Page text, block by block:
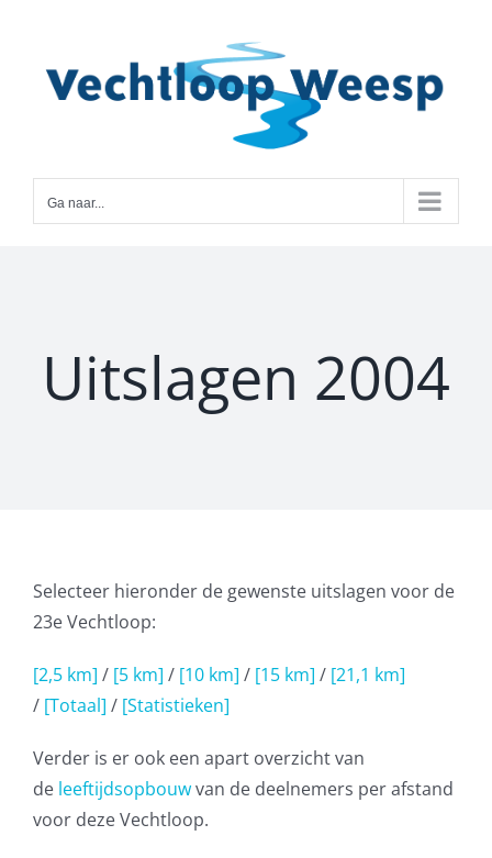
inhoud
Ga naar...
Uitslagen 2004
Selecteer hieronder de gewenste uitslagen voor de
23e Vechtloop:
[2,5 km] / [5 km] / [10 km] / [15 km] / [21,1 km]
/ [Totaal] / [Statistieken]
Verder is er ook een apart overzicht van
de leeftijdsopbouwvan de deelnemers per afstand
voor deze Vechtloop.